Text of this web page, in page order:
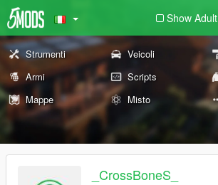
Show Adult
Strumenti Veicoli
Armi
Scripts
Mappe
Misto
_CrossBoneS_